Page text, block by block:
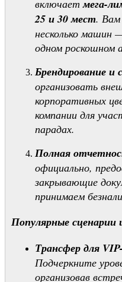
включаетмега-
25 и 30 мест. Вам
несколько машин
одном роскошном
Брендирование и
организовать
корпоративных
компании для
парадах.
Полная
официально,
закрывающие
принимаем
Популярные сценарии
Трансфер для
Подчеркните
организовав